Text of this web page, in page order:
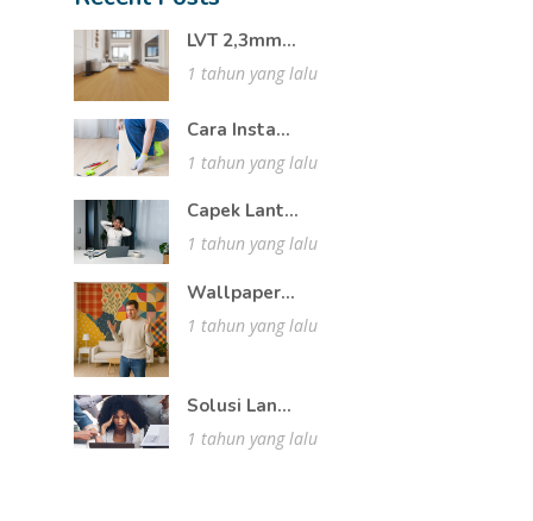
LVT 2,3mm...
1 tahun yang lalu
Cara Insta...
1 tahun yang lalu
Capek Lant...
1 tahun yang lalu
Wallpaper...
1 tahun yang lalu
Solusi Lan...
1 tahun yang lalu